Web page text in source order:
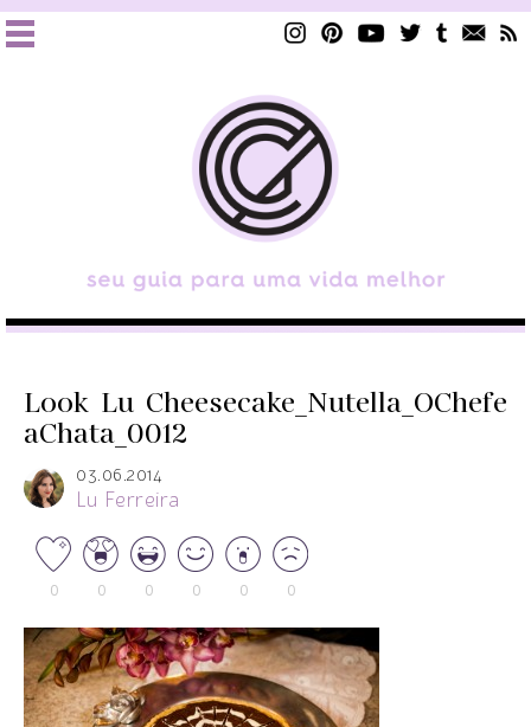
Look_Lu_Cheesecake_Nutella_OChefe
aChata_0012
03.06.2014
Lu Ferreira
0 0 0 0 0 0